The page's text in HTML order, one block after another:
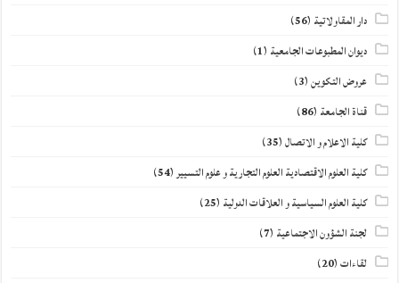
دار المقاولاتية (56)
ديوان المطبوعات الجامعية (1)
عروض التكوين(3)
قناة الجامعة (86)
كلية الاعلام و الاتصال(35)
كلية العلوم الاقتصادية العلوم التجارية و علوم التسيير(54)
كلية العلوم السياسية و العلاقات الدولية (25)
لجنة الشؤون الاجتماعية (7)
لقاءات(20)